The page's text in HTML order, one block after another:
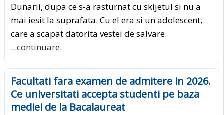
Dunarii, dupa ce s-a rasturnat cu skijetul si nu a
mai iesit la suprafata. Cu el era si un adolescent,
care a scapat datorita vestei de salvare.
...continuare.
Facultati fara examen de admitere in 2026.
Ce universitati accepta studenti pe baza
mediei de la Bacalaureat